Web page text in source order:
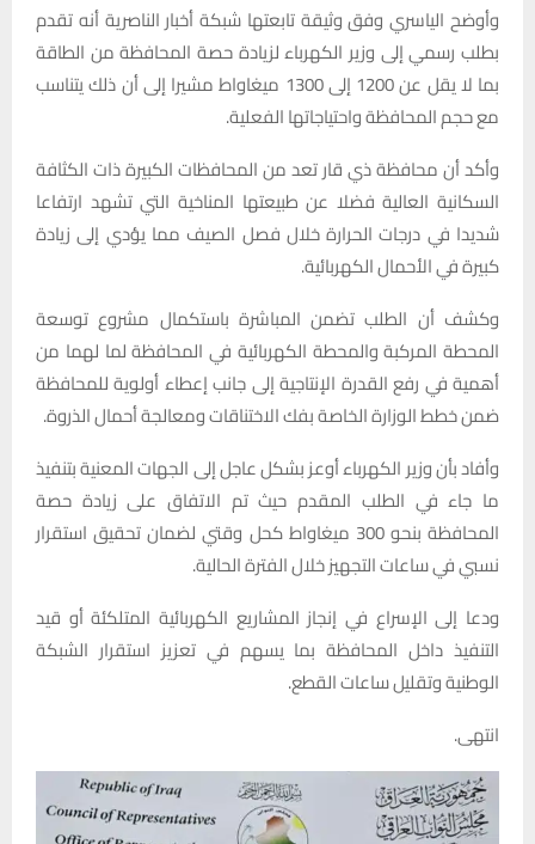
وأوضح الياسري وفق وثيقة تابعتها شبكة أخبار الناصرية أنه تقدم
بطلب رسمي إلى وزير الكهرباء لزيادة حصة المحافظة من الطاقة
بما لا يقل عن 1200 إلى 1300 ميغاواط مشيرا إلى أن ذلك يتناسب
مع حجم المحافظة واحتياجاتها الفعلية.
وأكد أن محافظة ذي قار تعد من المحافظات الكبيرة ذات الكثافة
السكانية العالية فضلا عن طبيعتها المناخية التي تشهد ارتفاعا
شديدا في درجات الحرارة خلال فصل الصيف مما يؤدي إلى زيادة
كبيرة في الأحمال الكهربائية.
وكشف أن الطلب تضمن المباشرة باستكمال مشروع توسعة
المحطة المركبة والمحطة الكهربائية في المحافظة لما لهما من
أهمية في رفع القدرة الإنتاجية إلى جانب إعطاء أولوية للمحافظة
ضمن خطط الوزارة الخاصة بفك الاختناقات ومعالجة أحمال الذروة.
وأفاد بأن وزير الكهرباء أوعز بشكل عاجل إلى الجهات المعنية بتنفيذ
ما جاء في الطلب المقدم حيث تم الاتفاق على زيادة حصة
المحافظة بنحو 300 ميغاواط كحل وقتي لضمان تحقيق استقرار
نسبي في ساعات التجهيز خلال الفترة الحالية.
ودعا إلى الإسراع في إنجاز المشاريع الكهربائية المتلكئة أو قيد
التنفيذ داخل المحافظة بما يسهم في تعزيز استقرار الشبكة
الوطنية وتقليل ساعات القطع.
انتهى.